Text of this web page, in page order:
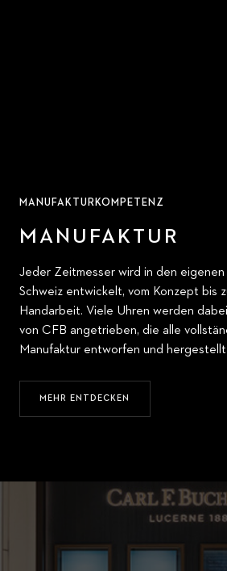
MANUFAKTURKOMPETENZ
MANUFAKTUR
Jeder Zeitmesser wird in den
Schweiz entwickelt, vom Konzept bis
Handarbeit. Viele Uhren werden
von CFB angetrieben, die alle
Manufaktur entworfen und
MEHR ENTDECKEN